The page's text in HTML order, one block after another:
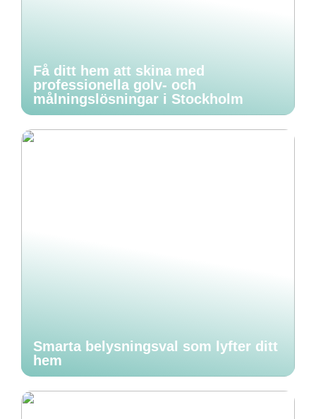
Få ditt hem att skina med
professionella golv- och
målningslösningar i Stockholm
Smarta belysningsval som lyfter ditt
hem